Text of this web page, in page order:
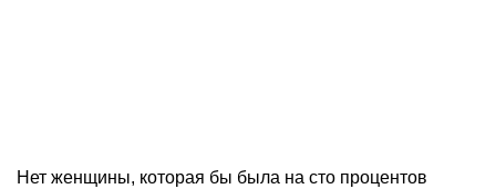
Нет женщины, которая бы была на сто процентов